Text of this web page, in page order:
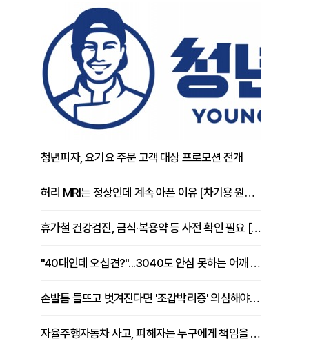
청년피자, 요기요 주문 고객 대상 프로모션 전개
허리 MRI는 정상인데 계속 아픈 이유 [차기용 원장 칼럼]
휴가철 건강검진, 금식·복용약 등 사전 확인 필요 [정도감 원장 칼럼]
"40대인데 오십견?"...3040도 안심 못하는 어깨 유착성 관절낭염
손발톱 들뜨고 벗겨진다면 '조갑박리증' 의심해야 [김철윤 원장 칼럼]
자율주행자동차 사고, 피해자는 누구에게 책임을 물을 수 있을까